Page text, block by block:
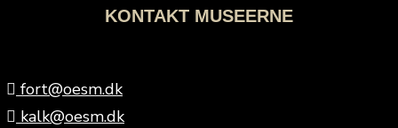
KONTAKT MUSEERNE
fort@oesm.dk
kalk@oesm.dk